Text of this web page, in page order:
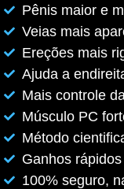
Pênis maior e
Veias mais
Ereções mais
Ajuda a
Mais controle
Músculo PC
Método
Ganhos
100% seguro,